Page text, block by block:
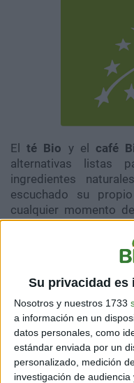
Su privacidad es
Nosotros y nuestros 1733
a información en un
datos personales, como
estándar enviada por un
personalizado, medición
investigación de audiencia
Elté Bio y el café
alternativas listas
ingredientes
escuchado su
cualquier momento
mañana o por la tarde,
forma simple, honesta,
hojas de té
de azúcar de caña y
deliciosas variedades
negro sabor Limón y
Frambuesa y
y Romero, y además